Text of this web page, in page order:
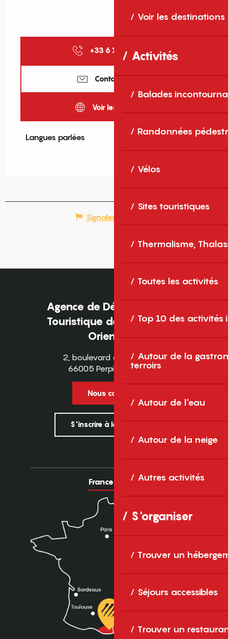
Voir les destinations
Activités
Balades
Randonnées
Vélos
Sites touristiques
Thermalisme,
Toutes les activités
Top 10 des activités
Autour de la
terroirs
Autour de l'eau
Autour de la neige
Autres activités
S'organiser
Trouver un
Séjours accessibles
Trouver un
+33 6 17 44 26 ▒▒
Contactez-nous
Voir les sites web
Langues parlées
Langues parlées
Signaler une erreur
Agence de Développement
Touristique des Pyrénées-
Orientales
2, boulevard des Pyrénées
66005 Perpignan Cedex
Nous contacter
S'inscrire à la newsletter
France Europe